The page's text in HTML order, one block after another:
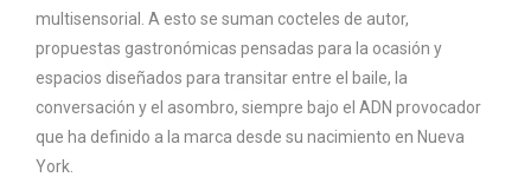
multisensorial. A esto se suman cocteles de autor,
propuestas gastronómicas pensadas para la ocasión y
espacios diseñados para transitar entre el baile, la
conversación y el asombro, siempre bajo el ADN provocador
que ha definido a la marca desde su nacimiento en Nueva
York.